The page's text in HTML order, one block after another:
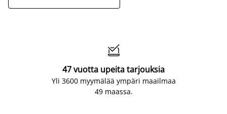

47 vuotta upeita tarjouksia
Yli 3600 myymälää ympäri maailmaa
49 maassa.